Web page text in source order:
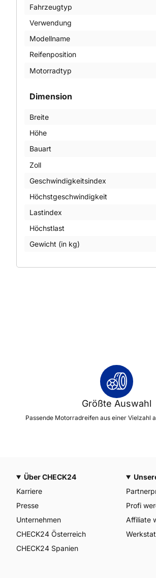
Dimension
Breite
Höhe
Bauart
Zoll
Geschwindigkeitsindex
Höchstgeschwindigkeit
Lastindex
Höchstlast
Gewicht (in kg)
Fahrzeugtyp
Verwendung
Modellname
Reifenposition
Motorradtyp
Größte Auswahl
Passende Motorradreifen aus einer Vielzahl
Über CHECK24
Karriere
Presse
Unternehmen
CHECK24 Österreich
CHECK24 Spanien
Profi
Affiliate